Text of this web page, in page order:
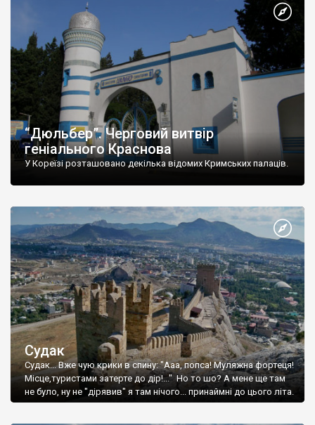
“Дюльбер”. Черговий витвір
геніального Краснова
У Кореїзі розташовано декілька відомих Кримських палаців.
Судак
Судак... Вже чую крики в спину: "Ааа, попса! Муляжна фортеця!
Місце,туристами затерте до дір!..." Но то шо? А мене ще там
не було, ну не "дірявив" я там нічого... принаймні до цього літа.